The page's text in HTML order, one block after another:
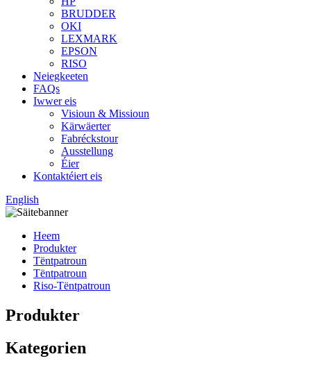
BRUDDER
OKI
LEXMARK
EPSON
RISO
Neiegkeeten
FAQs
Iwwer eis
Visioun & Missioun
Kärwäerter
Fabréckstour
Ausstellung
Éier
Kontaktéiert eis
English
Heem
Produkter
Tëntpatroun
Tëntpatroun
Riso-Tëntpatroun
Produkter
Kategorien